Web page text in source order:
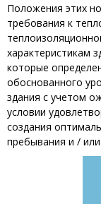
Положения этих
требования к
характеристикам
которые
обоснованного
здания с учетом
условии
создания
пребывания и /